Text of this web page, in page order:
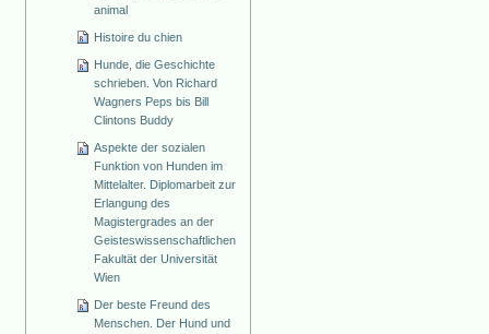
animal
Histoire du chien
Hunde, die Geschichte
schrieben. Von Richard
Wagners Peps bis Bill
Clintons Buddy
Aspekte der sozialen
Funktion von Hunden im
Mittelalter. Diplomarbeit zur
Erlangung des
Magistergrades an der
Geisteswissenschaftlichen
Fakultät der Universität
Wien
Der beste Freund des
Menschen. Der Hund und